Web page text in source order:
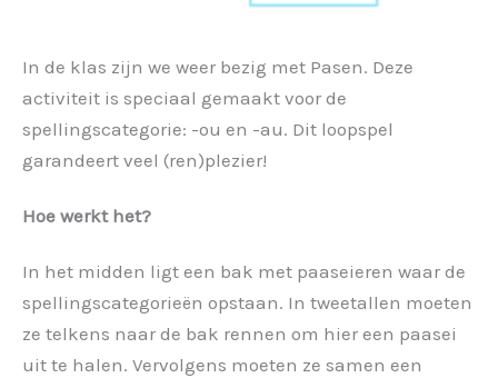
In de klas zijn we weer bezig met Pasen. Deze
activiteit is speciaal gemaakt voor de
spellingscategorie: -ou en -au. Dit loopspel
garandeert veel (ren)plezier!
Hoe werkt het?
In het midden ligt een bak met paaseieren waar de
spellingscategorieën opstaan. In tweetallen moeten
ze telkens naar de bak rennen om hier een paasei
uit te halen. Vervolgens moeten ze samen een